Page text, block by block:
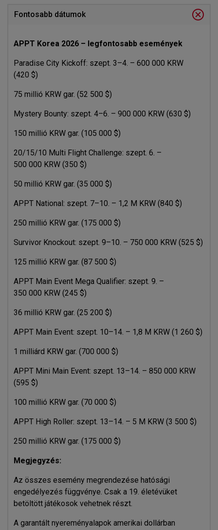
Fontosabb dátumok
APPT Korea 2026 – legfontosabb események
Paradise City Kickoff: szept. 3–4. – 600 000 KRW
(420 $)
75 millió KRW gar. (52 500 $)
Mystery Bounty: szept. 4–6. – 900 000 KRW (630 $)
150 millió KRW gar. (105 000 $)
20/15/10 Multi Flight Challenge: szept. 6. –
500 000 KRW (350 $)
50 millió KRW gar. (35 000 $)
APPT National: szept. 7–10. – 1,2 M KRW (840 $)
250 millió KRW gar. (175 000 $)
Survivor Knockout: szept. 9–10. – 750 000 KRW (525 $)
125 millió KRW gar. (87 500 $)
APPT Main Event Mega Qualifier: szept. 9. –
350 000 KRW (245 $)
36 millió KRW gar. (25 200 $)
APPT Main Event: szept. 10–14. – 1,8 M KRW (1 260 $)
1 milliárd KRW gar. (700 000 $)
APPT Mini Main Event: szept. 13–14. – 850 000 KRW
(595 $)
100 millió KRW gar. (70 000 $)
APPT High Roller: szept. 13–14. – 5 M KRW (3 500 $)
250 millió KRW gar. (175 000 $)
Megjegyzés:
Az összes esemény megrendezése hatósági
engedélyezés függvénye. Csak a 19. életévüket
betöltött játékosok vehetnek részt.
A garantált nyereményalapok amerikai dollárban